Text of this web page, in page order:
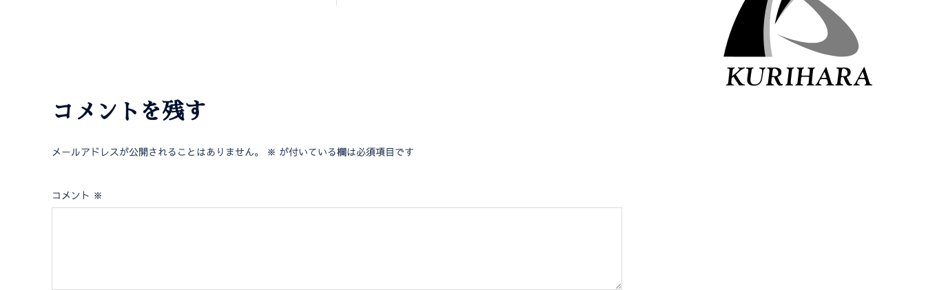
コメントを残す
メールアドレスが公開されることはありません。 ※ が付いている欄は必須項目です
コメント ※